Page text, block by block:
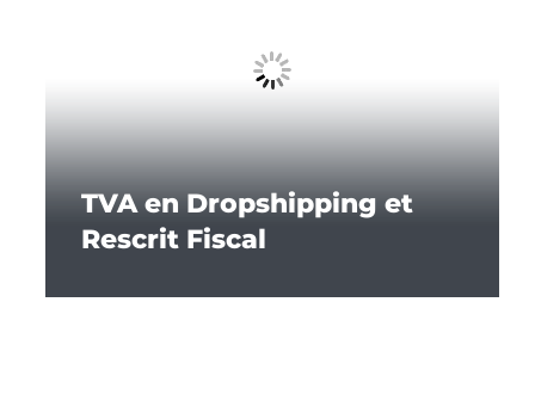
TVA en Dropshipping et
Rescrit Fiscal